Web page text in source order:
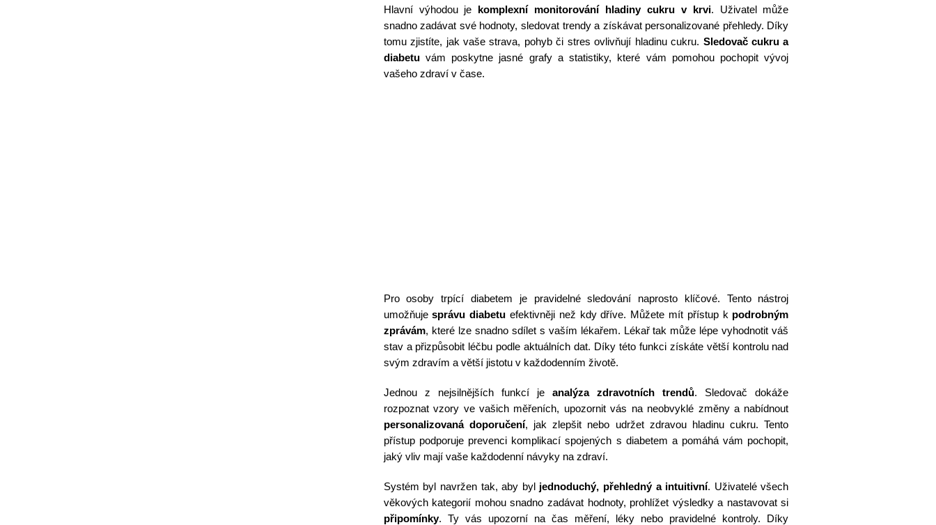
Hlavní výhodou je komplexní monitorování hladiny cukru v krvi. Uživatel může
snadno zadávat své hodnoty, sledovat trendy a získávat personalizované přehledy. Díky
tomu zjistíte, jak vaše strava, pohyb či stres ovlivňují hladinu cukru. Sledovač cukru a
diabetuvám poskytne jasné grafy a statistiky, které vám pomohou pochopit vývoj
vašeho zdraví v čase.
Pro osoby trpící diabetem je pravidelné sledování naprosto klíčové. Tento nástroj
umožňujesprávu diabetu efektivněji než kdy dříve. Můžete mít přístup k podrobným
zprávám, které lze snadno sdílet s vaším lékařem. Lékař tak může lépe vyhodnotit váš
stav a přizpůsobit léčbu podle aktuálních dat. Díky této funkci získáte větší kontrolu nad
svým zdravím a větší jistotu v každodenním životě.
Jednou z nejsilnějších funkcí jeanalýza zdravotních trendů. Sledovač dokáže
rozpoznat vzory ve vašich měřeních, upozornit vás na neobvyklé změny a nabídnout
personalizovaná doporučení, jak zlepšit nebo udržet zdravou hladinu cukru. Tento
přístup podporuje prevenci komplikací spojených s diabetem a pomáhá vám pochopit,
jaký vliv mají vaše každodenní návyky na zdraví.
Systém byl navržen tak, aby byl jednoduchý, přehledný a intuitivní. Uživatelé všech
věkových kategorií mohou snadno zadávat hodnoty, prohlížet výsledky a nastavovat si
připomínky. Ty vás upozorní na čas měření, léky nebo pravidelné kontroly. Díky